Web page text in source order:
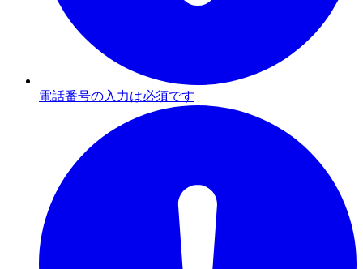
電話番号の入力は必須です